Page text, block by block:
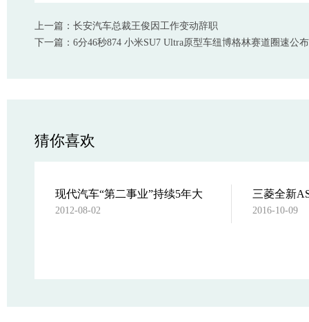
上一篇：长安汽车总裁王俊因工作变动辞职
下一篇：6分46秒874 小米SU7 Ultra原型车纽博格林赛道圈速公布
猜你喜欢
现代汽车“第二事业”持续5年大
2012-08-02
三菱全新
2016-10-09